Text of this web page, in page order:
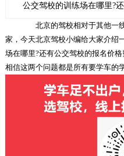
公交驾校的训练场在哪里?
北京的驾校相对于其他一线二
家，今天北京驾校小编给大家介绍
场在哪里?还有公交驾校的报名价
相信这两个问题都是所有要学车的